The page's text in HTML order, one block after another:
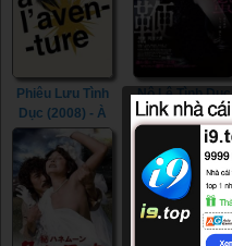
Phiêu Lưu Tình
Dục (2008) - À
l’aventure
(2008)
Nô Lệ Tình Dục
(2013) - Sweet
Whip (2013)